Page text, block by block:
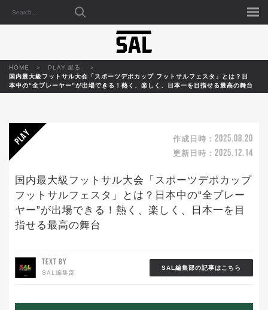
HOME
PLAY-蹴る-
国内最大級フットサル大会「スポーツデポカップ フットサルフェスタ」とは？日
本中の“全プレーヤー”が出場できる！熱く、楽しく、日本一を目指せる最高の舞台
作成日時： 2025.08.20
更新日時： 2025.12.14
国内最大級フットサル大会「スポーツデポカップ
フットサルフェスタ」とは？日本中の“全プレー
ヤー”が出場できる！熱く、楽しく、日本一を目
指せる最高の舞台
TEXT BY
SAL編集部
SAL編集部の記事はこちら